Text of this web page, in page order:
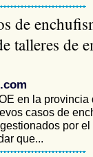
de
talleres de
en la provincia
casos de
por el
que...